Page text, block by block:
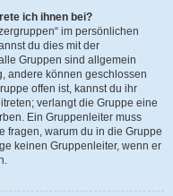
ich ihnen bei?
im persönlichen
du dies mit der
Gruppen sind allgemein
andere können geschlossen
offen ist, kannst du ihr
verlangt die Gruppe eine
Ein Gruppenleiter muss
fragen, warum du in die Gruppe
keinen Gruppenleiter, wenn er